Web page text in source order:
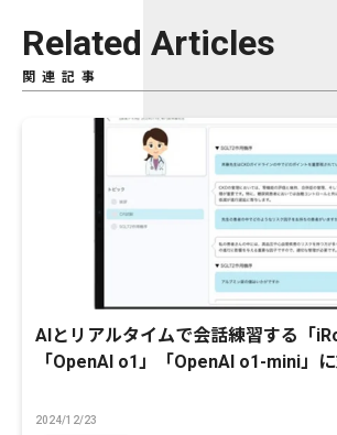
Related Articles
関連記事
AIとリアルタイムで会話練習する「
「OpenAI o1」「OpenAI o1-mini」
2024/12/23